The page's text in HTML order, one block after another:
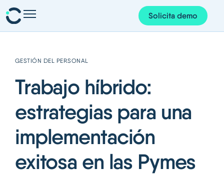
Gestión documental
Corem AI
App Corem
Sobre nosotros
Solicita demo
GESTIÓN DEL PERSONAL
Trabajo híbrido:
estrategias para una
implementación
exitosa en las Pymes